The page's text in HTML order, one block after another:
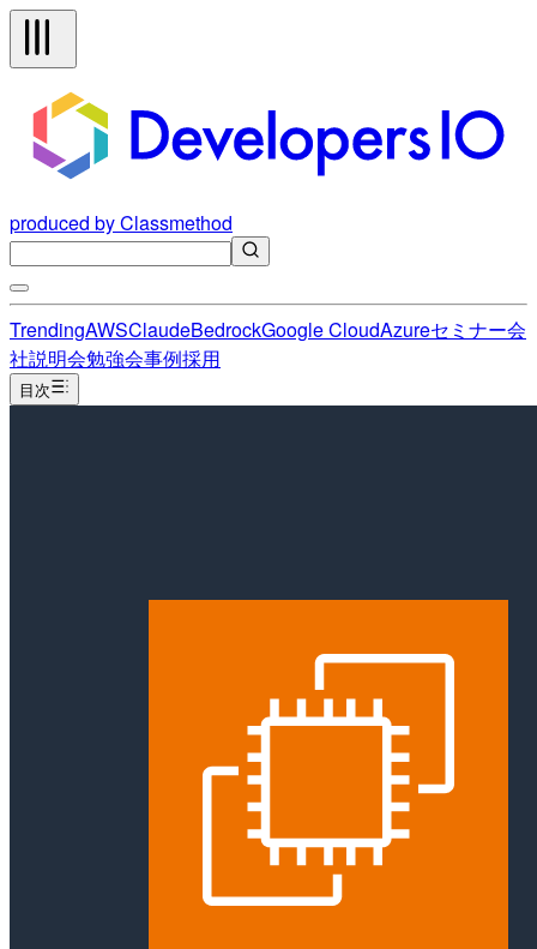
produced by Classmethod
TrendingAWSClaudeBedrockGoogle CloudAzureセミナー会
社説明会勉強会事例採用
目次